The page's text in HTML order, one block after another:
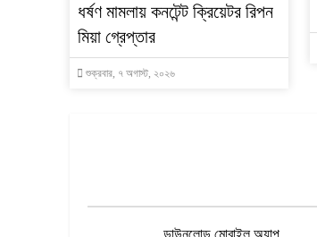
ধর্ষণ মামলায় কনটেন্ট ক্রিয়েটর রিপন
মিয়া গ্রেপ্তার
শুক্রবার, ৭ অগাস্ট, ২০২৬
ডাউনলোড মোবাইল অ্যাপ